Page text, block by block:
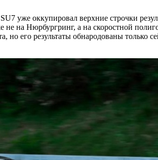
уже оккупировал верхние строчки
на Нюрбургринг, а на скоростной
но его результаты обнародованы только